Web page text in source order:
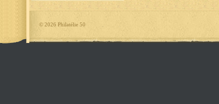
© 2026 Philatélie 50